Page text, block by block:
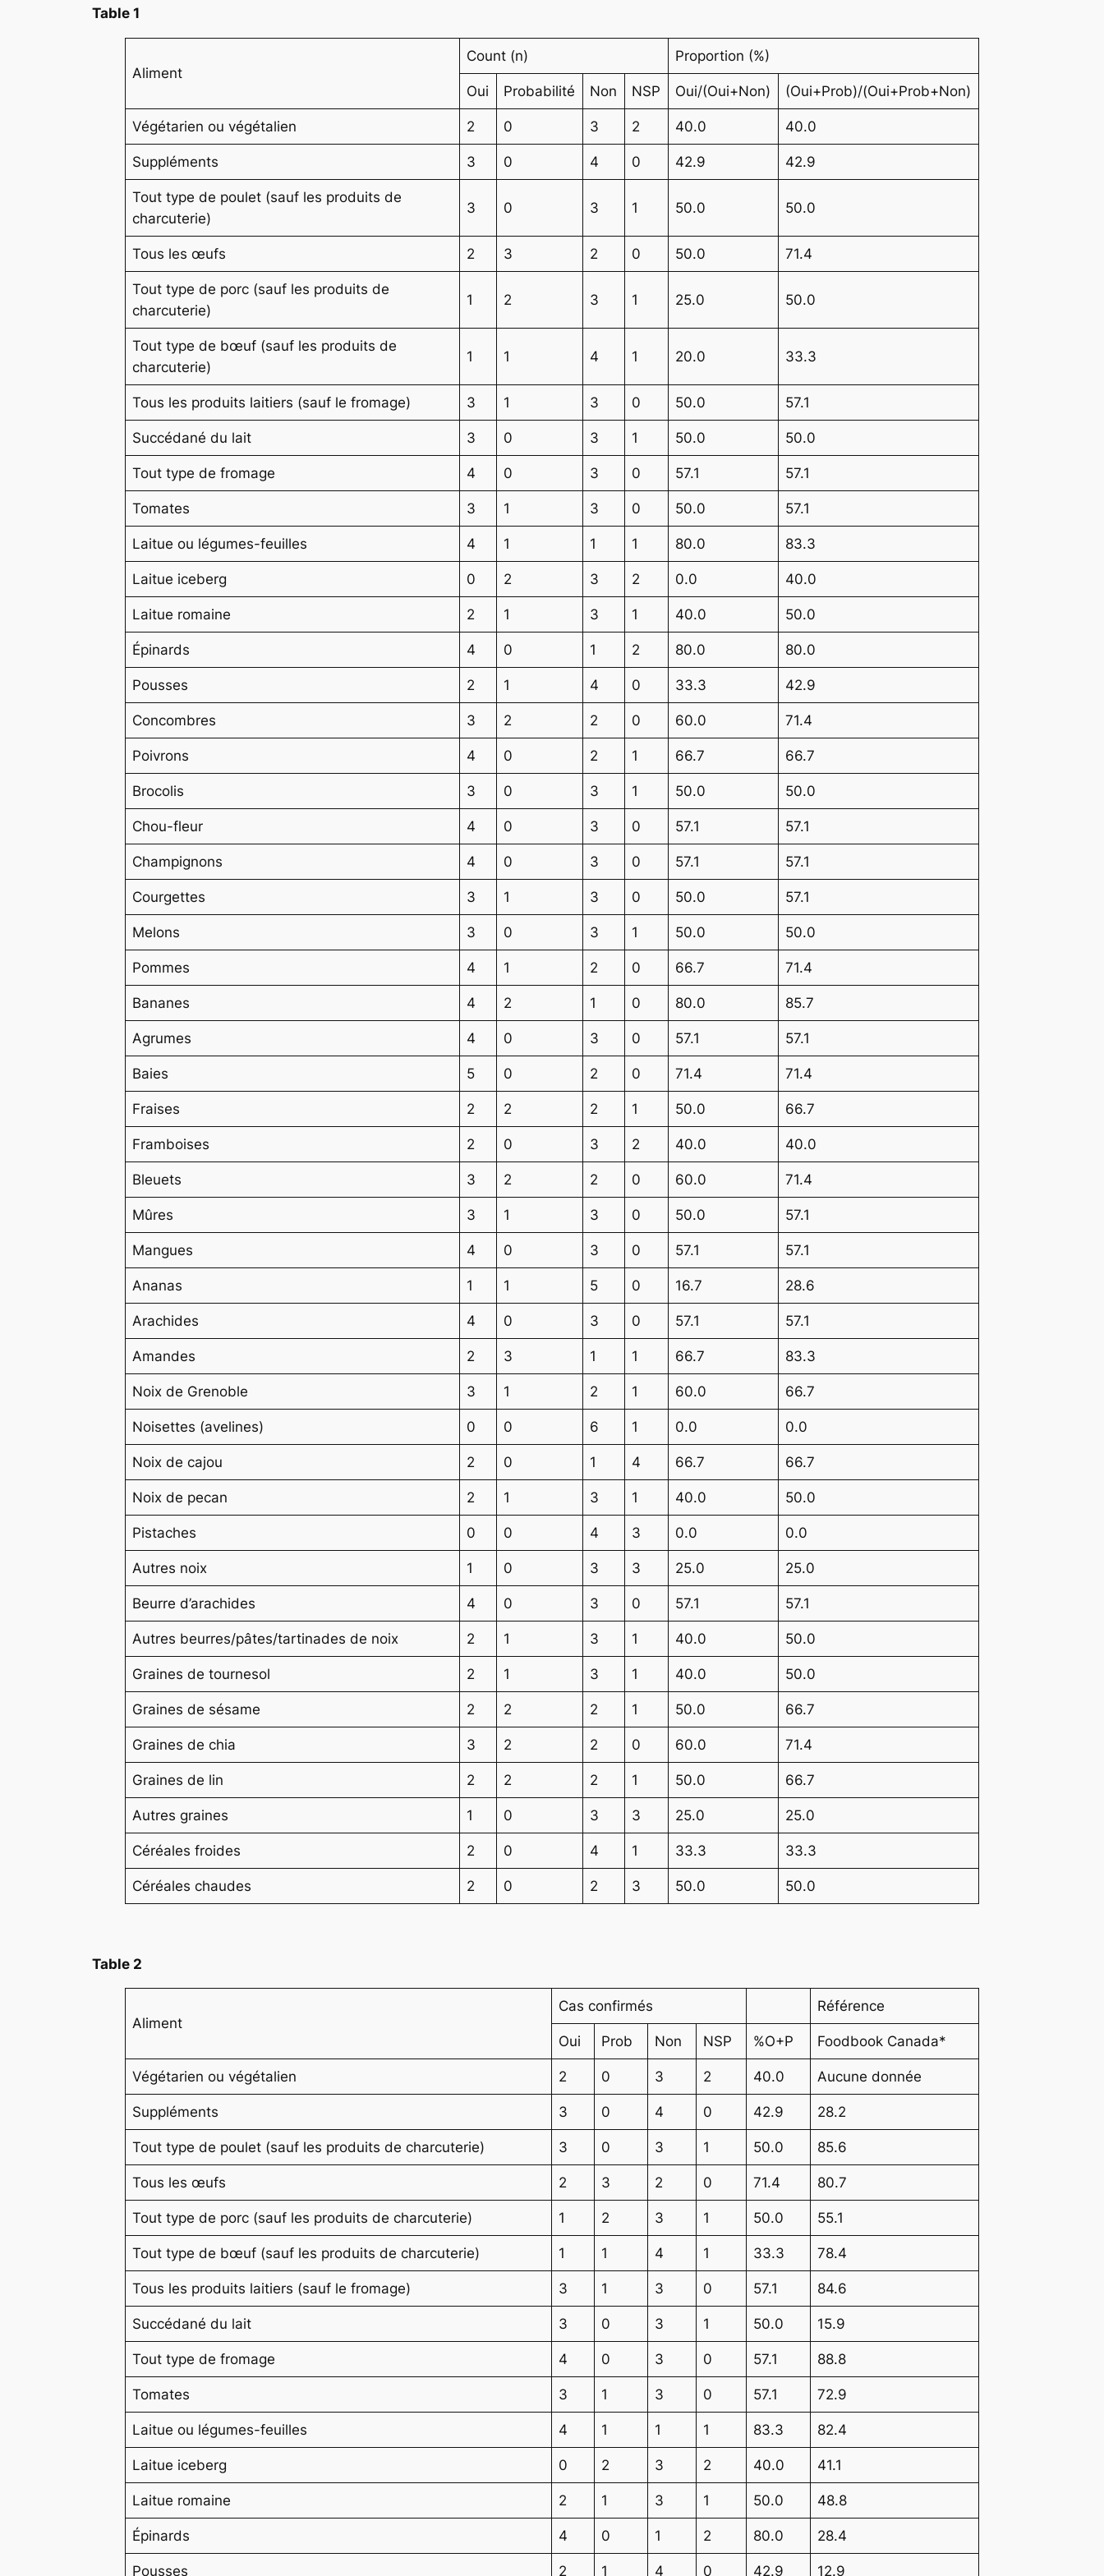
Table 1
Aliment
Count (n) Proportion (%)
Oui Probabilité Non NSP Oui/(Oui+Non) (Oui+Prob)/(Oui+Prob+Non)
Végétarien ou végétalien 2 0 3 2 40.0 40.0
Suppléments 3 0 4 0 42.9 42.9
Tout type de poulet (sauf les produits de
charcuterie)
3 0 3 1 50.0 50.0
Tous les œufs 2 3 2 0 50.0 71.4
Tout type de porc (sauf les produits de
charcuterie)
1 2 3 1 25.0 50.0
Tout type de bœuf (sauf les produits de
charcuterie)
1 1 4 1 20.0 33.3
Tous les produits laitiers (sauf le fromage) 3 1 3 0 50.0 57.1
Succédané du lait 3 0 3 1 50.0 50.0
Tout type de fromage 4 0 3 0 57.1 57.1
Tomates 3 1 3 0 50.0 57.1
Laitue ou légumes-feuilles 4 1 1 1 80.0 83.3
Laitue iceberg 0 2 3 2 0.0 40.0
Laitue romaine 2 1 3 1 40.0 50.0
Épinards 4 0 1 2 80.0 80.0
Pousses 2 1 4 0 33.3 42.9
Concombres 3 2 2 0 60.0 71.4
Poivrons 4 0 2 1 66.7 66.7
Brocolis 3 0 3 1 50.0 50.0
Chou-fleur 4 0 3 0 57.1 57.1
Champignons 4 0 3 0 57.1 57.1
Courgettes 3 1 3 0 50.0 57.1
Melons 3 0 3 1 50.0 50.0
Pommes 4 1 2 0 66.7 71.4
Bananes 4 2 1 0 80.0 85.7
Agrumes 4 0 3 0 57.1 57.1
Baies 5 0 2 0 71.4 71.4
Fraises 2 2 2 1 50.0 66.7
Framboises 2 0 3 2 40.0 40.0
Bleuets 3 2 2 0 60.0 71.4
Mûres 3 1 3 0 50.0 57.1
Mangues 4 0 3 0 57.1 57.1
Ananas 1 1 5 0 16.7 28.6
Arachides 4 0 3 0 57.1 57.1
Amandes 2 3 1 1 66.7 83.3
Noix de Grenoble 3 1 2 1 60.0 66.7
Noisettes (avelines) 0 0 6 1 0.0 0.0
Noix de cajou 2 0 1 4 66.7 66.7
Noix de pecan 2 1 3 1 40.0 50.0
Pistaches 0 0 4 3 0.0 0.0
Autres noix 1 0 3 3 25.0 25.0
Beurre d’arachides 4 0 3 0 57.1 57.1
Autres beurres/pâtes/tartinades de noix 2 1 3 1 40.0 50.0
Graines de tournesol 2 1 3 1 40.0 50.0
Graines de sésame 2 2 2 1 50.0 66.7
Graines de chia 3 2 2 0 60.0 71.4
Graines de lin 2 2 2 1 50.0 66.7
Autres graines 1 0 3 3 25.0 25.0
Céréales froides 2 0 4 1 33.3 33.3
Céréales chaudes 2 0 2 3 50.0 50.0
Table 2
Aliment
Cas confirmés Référence
Oui Prob Non NSP %O+P Foodbook Canada*
Végétarien ou végétalien 2 0 3 2 40.0 Aucune donnée
Suppléments 3 0 4 0 42.9 28.2
Tout type de poulet (sauf les produits de charcuterie) 3 0 3 1 50.0 85.6
Tous les œufs 2 3 2 0 71.4 80.7
Tout type de porc (sauf les produits de charcuterie) 1 2 3 1 50.0 55.1
Tout type de bœuf (sauf les produits de charcuterie) 1 1 4 1 33.3 78.4
Tous les produits laitiers (sauf le fromage) 3 1 3 0 57.1 84.6
Succédané du lait 3 0 3 1 50.0 15.9
Tout type de fromage 4 0 3 0 57.1 88.8
Tomates 3 1 3 0 57.1 72.9
Laitue ou légumes-feuilles 4 1 1 1 83.3 82.4
Laitue iceberg 0 2 3 2 40.0 41.1
Laitue romaine 2 1 3 1 50.0 48.8
Épinards 4 0 1 2 80.0 28.4
Pousses 2 1 4 0 42.9 12.9